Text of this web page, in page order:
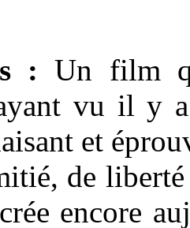
: Un film
vu il y
et
de
encore